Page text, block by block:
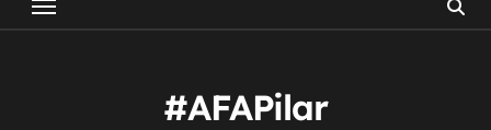
#AFAPilar